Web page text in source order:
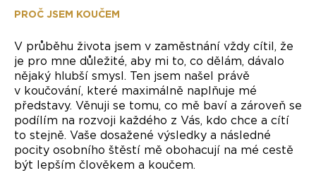
PROČ JSEM KOUČEM
V průběhu života jsem v zaměstnání vždy cítil, že
je pro mne důležité, aby mi to, co dělám, dávalo
nějaký hlubší smysl. Ten jsem našel právě
v koučování, které maximálně naplňuje mé
představy. Věnuji se tomu, co mě baví a zároveň se
podílím na rozvoji každého z Vás, kdo chce a cítí
to stejně. Vaše dosažené výsledky a následné
pocity osobního štěstí mě obohacují na mé cestě
být lepším člověkem a koučem.